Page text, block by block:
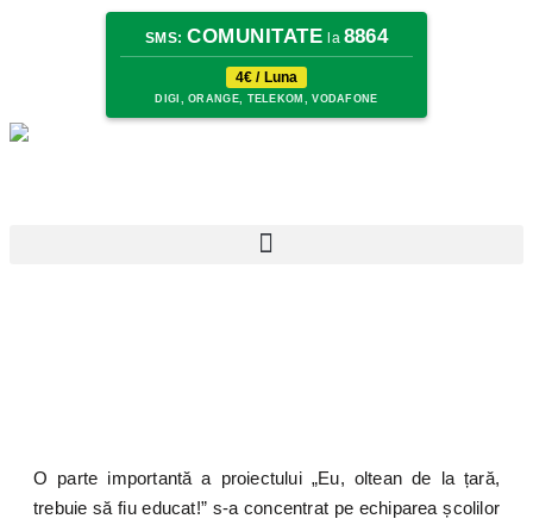
SMS: COMUNITATE la 8864
4€ / Luna
DIGI, ORANGE, TELEKOM, VODAFONE
O parte importantă a proiectului „Eu, oltean de la țară,
trebuie să fiu educat!” s-a concentrat pe echiparea școlilor